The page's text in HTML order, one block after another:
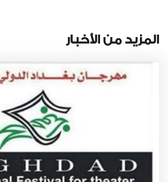
المزيد من الأخبار